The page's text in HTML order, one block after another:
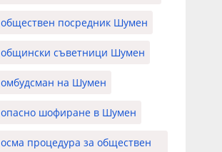
обществен посредник Шумен
общински съветници Шумен
омбудсман на Шумен
опасно шофиране в Шумен
осма процедура за обществен